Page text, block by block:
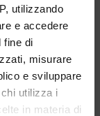
utilizzando
e accedere
fine di
misurare
e sviluppare
utilizza i
in materia di
Incrociate
36 37 38
110.00